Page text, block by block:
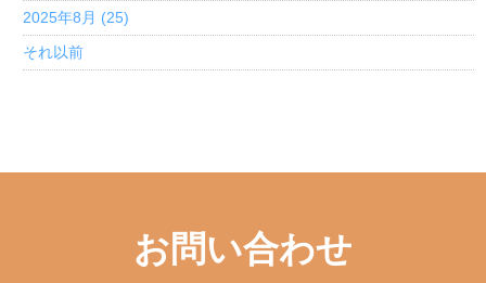
2025年8月 (25)
それ以前
お問い合わせ